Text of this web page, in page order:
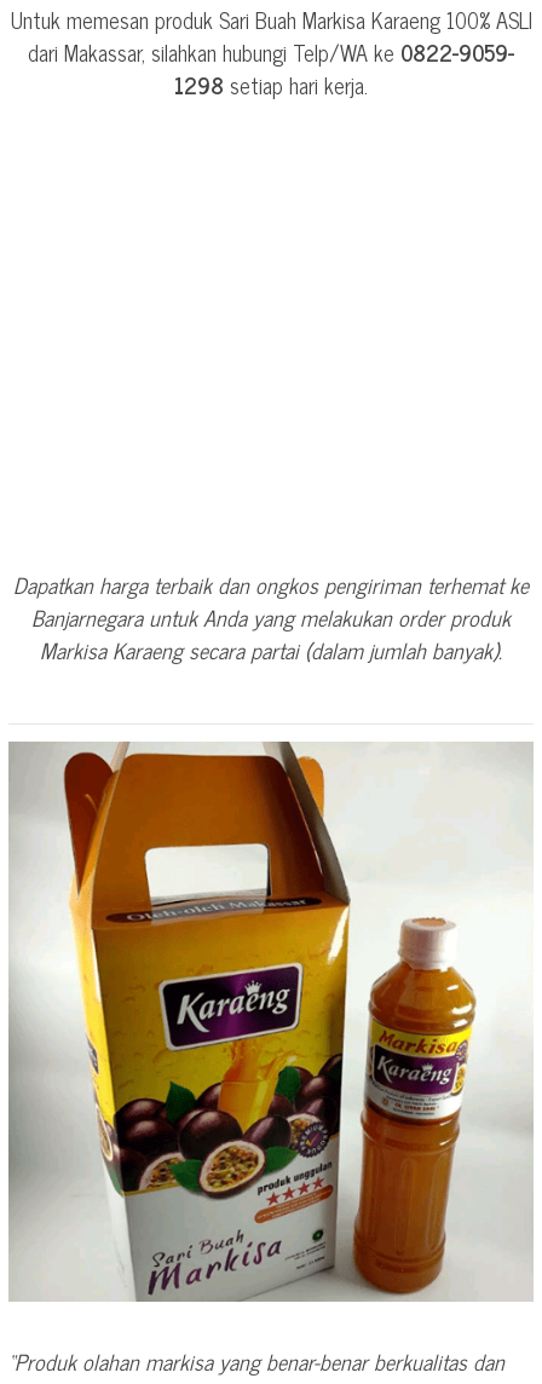
Untuk memesan produk Sari Buah Markisa Karaeng 100% ASLI
dari Makassar, silahkan hubungi Telp/WA ke 0822-9059-
1298 setiap hari kerja.
Dapatkan harga terbaik dan ongkos pengiriman terhemat ke
Banjarnegara untuk Anda yang melakukan order produk
Markisa Karaeng secara partai (dalam jumlah banyak).
“Produk olahan markisa yang benar-benar berkualitas dan